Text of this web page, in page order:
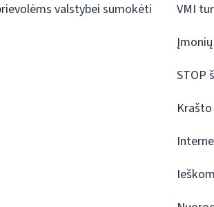
valstybei sumokėti
VMI
STOP